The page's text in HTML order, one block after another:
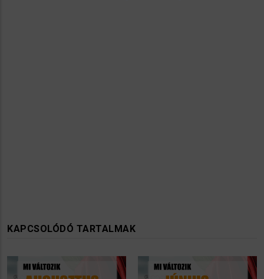
KAPCSOLÓDÓ TARTALMAK